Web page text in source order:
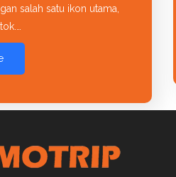
salah satu ikon utama,